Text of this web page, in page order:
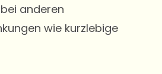
anderen
wie kurzlebige